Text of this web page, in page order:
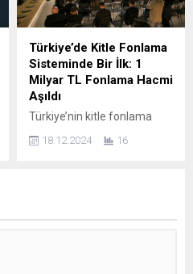
olarak, 2023’te de %54.5’luk
bir ücret artışı
gerçekleşmesi çalışanların
ücret baremlerindeki
dengeyi olumsuz etkiledi.
Altınbaş Üniversitesi İşletme
Fakültesi Öğretim Üyesi
Prof. Dr. Hayri Kozanoğlu,
asgari...
Türkiye’de Kitle Fonlama
Sisteminde Bir İlk: 1
Milyar TL Fonlama Hacmi
Aşıldı
Türkiye’nin kitle fonlama
Cumhuriyetimizin 101.
18.12.2024 16